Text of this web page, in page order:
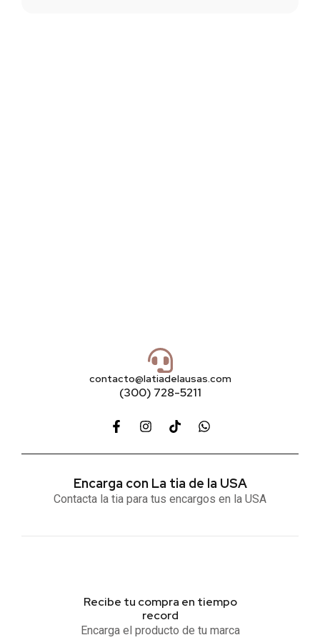
contacto@latiadelausas.com
(300) 728-5211
Encarga con La tia de la USA
Contacta la tia para tus encargos en la USA
Recibe tu compra en tiempo
record
Encarga el producto de tu marca